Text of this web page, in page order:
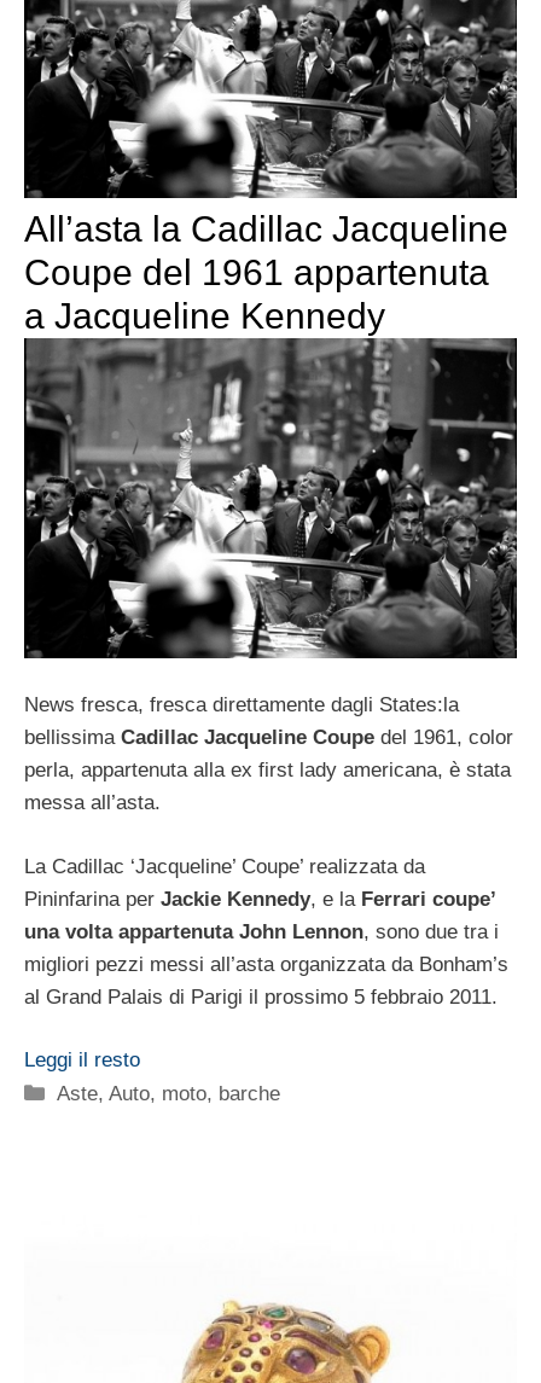
All’asta la Cadillac Jacqueline
Coupe del 1961 appartenuta
a Jacqueline Kennedy
News fresca, fresca direttamente dagli States:la
bellissima Cadillac Jacqueline Coupe del 1961, color
perla, appartenuta alla ex first lady americana, è stata
messa all’asta.
La Cadillac ‘Jacqueline’ Coupe’ realizzata da
Pininfarina per Jackie Kennedy, e la Ferrari coupe’
una volta appartenuta John Lennon, sono due tra i
migliori pezzi messi all’asta organizzata da Bonham’s
al Grand Palais di Parigi il prossimo 5 febbraio 2011.
Leggi il resto
Categorie
Aste,Auto, moto, barche